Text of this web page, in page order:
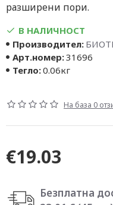
В НАЛИЧНОСТ
Производител:
Арт.номер:31696
Тегло:0.06кг
На база 0
€19.03
разширени пори.
Безплатна